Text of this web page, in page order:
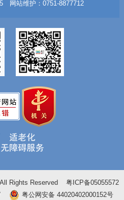
网站维护：0751-8877712
All Rights Reserved粤ICP备05055572
粤公网安备 44020402000152号